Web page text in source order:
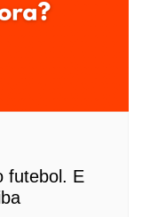
futebol. E